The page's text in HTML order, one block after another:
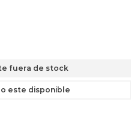
fuera de stock
este disponible